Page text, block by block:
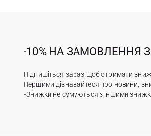
-10% НА ЗАМОВЛЕННЯ
Підпишіться зараз щоб отримати
Першими дізнавайтеся про новини,
*Знижки не сумуються з іншими